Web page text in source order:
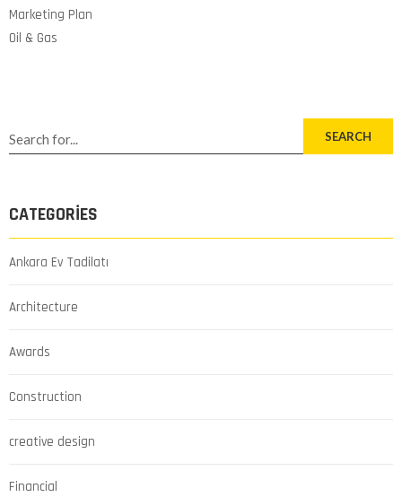
Marketing Plan
Oil & Gas
SEARCH
CATEGORIES
Ankara Ev Tadilatı
Architecture
Awards
Construction
creative design
Financial